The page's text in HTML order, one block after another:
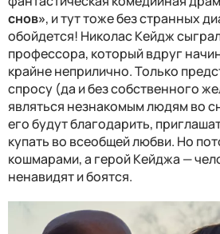
снов», и тут тоже без странных
обойдется! Николас Кейдж
профессора, который вдруг
крайне неприлично. Только
спросу (да и без собственного
являться незнакомым людям во
его будут благодарить,
купать во всеобщей любви. Но
кошмарами, а герой Кейджа —
ненавидят и боятся.